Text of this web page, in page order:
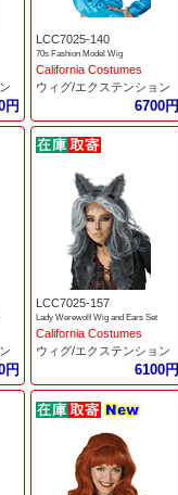
円
LCC7025-140
70s Fashion Model Wig
California Costumes
ウィグ/エクステンション
6700円
円
LCC7025-157
Lady Werewolf Wig and Ears Set
California Costumes
ウィグ/エクステンション
6100円